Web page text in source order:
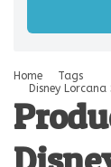
Home
Tags
Disney